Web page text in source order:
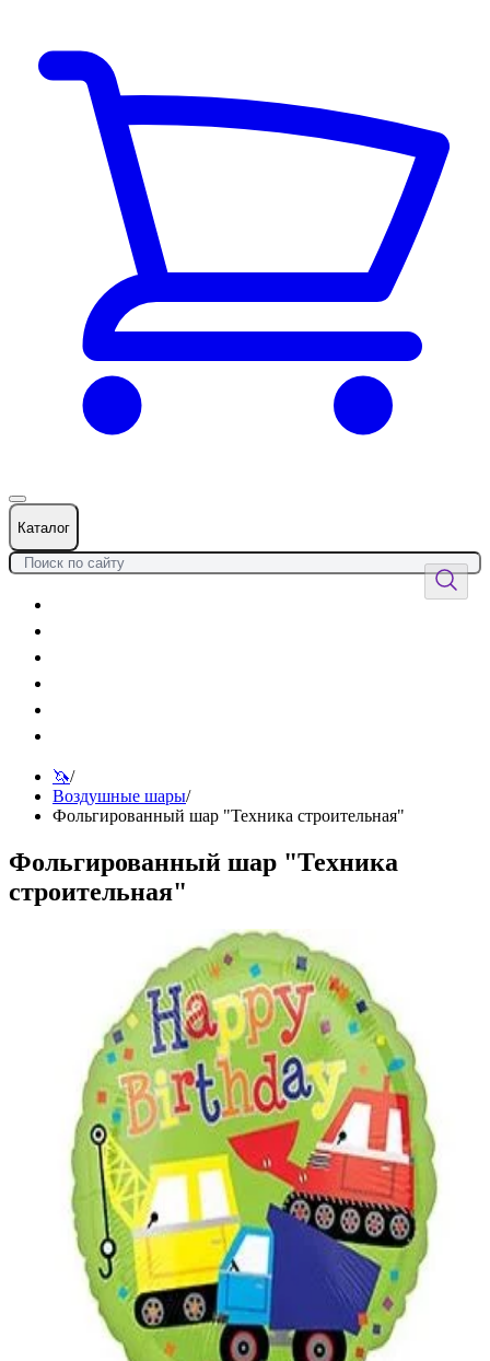
Каталог
🦄/
Воздушные шары/
Фольгированный шар "Техника строительная"
Фольгированный шар "Техника
строительная"